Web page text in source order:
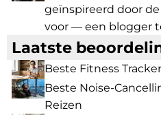
geïnspireerd door
voor — een blogger
Laatste
Beste Fitness
Beste Noise-
Reizen